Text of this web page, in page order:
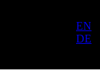
EN
DE